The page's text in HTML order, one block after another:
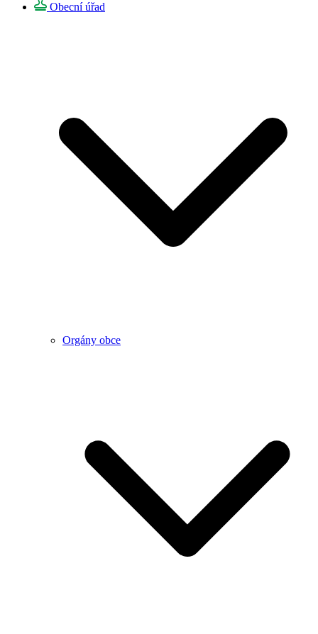
Obecní úřad
Orgány obce